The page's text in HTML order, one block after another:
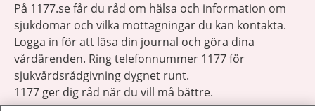
På 1177.se får du råd om hälsa och information om
sjukdomar och vilka mottagningar du kan kontakta.
Logga in för att läsa din journal och göra dina
vårdärenden. Ring telefonnummer 1177 för
sjukvårdsrådgivning dygnet runt.
1177 ger dig råd när du vill må bättre.